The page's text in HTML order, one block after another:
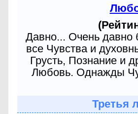
Давно... Очень давно
все Чувства и
Грусть, Познание и
Любовь. Однажды
Третья